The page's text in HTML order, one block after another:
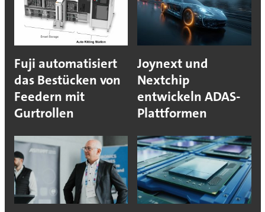
Fuji automatisiert
das Bestücken von
Feedern mit
Gurtrollen
Joynext und
Nextchip
entwickeln ADAS-
Plattformen